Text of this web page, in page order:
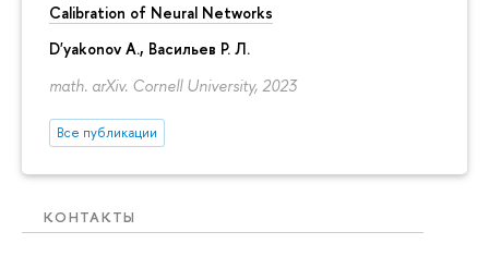
Calibration of Neural Networks
D'yakonov A., Васильев Р. Л.
math. arXiv. Cornell University, 2023
Все публикации
КОНТАКТЫ